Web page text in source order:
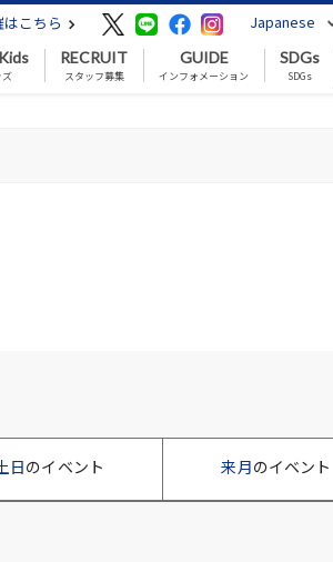
こちら Japanese
ズ
RECRUIT
スタッフ募集
GUIDE
インフォメーション
SDGs
SDGs
日のイベント 来月のイベント